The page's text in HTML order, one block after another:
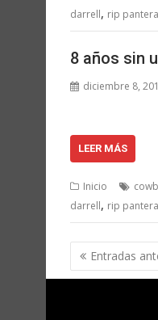
darrell, rip
8 años sin
diciembre 8,
LEER MÁS
Inicio
darrell, rip
de
Entradas